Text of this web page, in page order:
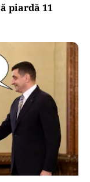
piardă 11